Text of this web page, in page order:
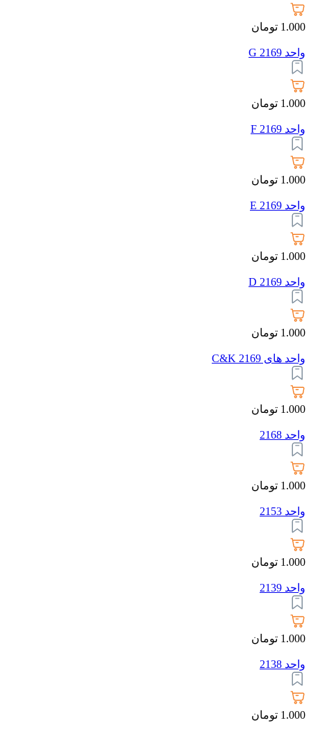
1.000 تومان
واحد 2169 G
1.000 تومان
واحد 2169 F
1.000 تومان
واحد 2169 E
1.000 تومان
واحد 2169 D
1.000 تومان
واحد های 2169 C&K
1.000 تومان
واحد 2168
1.000 تومان
واحد 2153
1.000 تومان
واحد 2139
1.000 تومان
واحد 2138
1.000 تومان